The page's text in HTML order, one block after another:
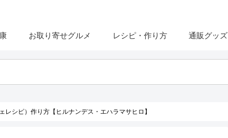
お取り寄せグルメ レシピ・作り方 通販グッズ
レシピ）作り方【ヒルナンデス・エハラマサヒロ】